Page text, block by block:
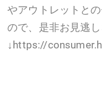
やアウトレットと
ので、是非お見逃
↓https://